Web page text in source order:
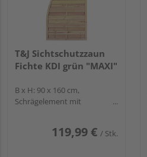
T&J Sichtschutzzaun
Fichte KDI grün "MAXI"
B x H: 90 x 160 cm,
Schrägelement mit
119,99 € / Stk.